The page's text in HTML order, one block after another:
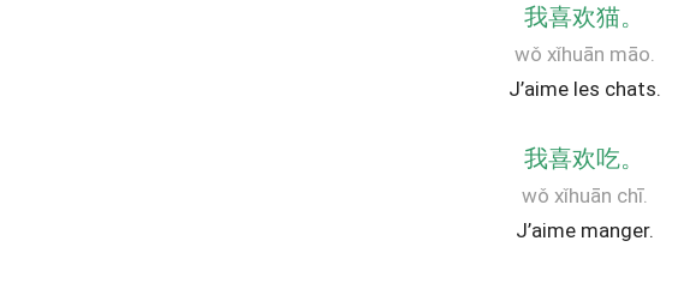
我喜欢猫。
wǒ xǐhuān māo.
J’aime les chats.
我喜欢吃。
wǒ xǐhuān chī.
J’aime manger.